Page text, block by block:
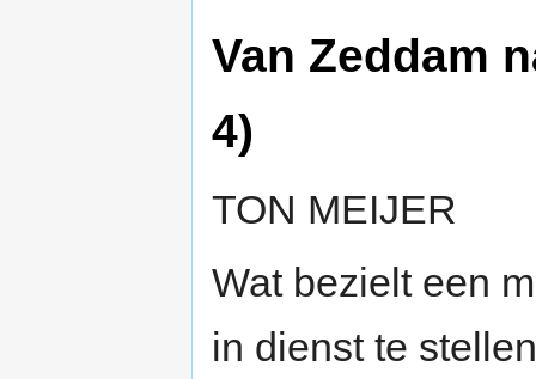
Van Zeddam
4)
TON MEIJER
Wat bezielt een
in dienst te